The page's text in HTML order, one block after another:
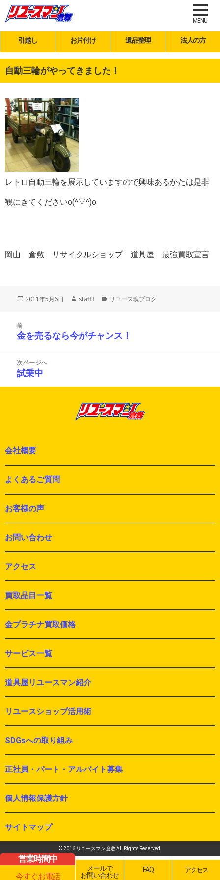
MENU
引越し お片付け 遺品整理 法人の方
自動三輪がやってきました！
レトロ自動三輪を展示していますので興味あるかたは是非
観にきてくださいo(^▽^)o
岡山 倉敷 リサイクルショップ 道具屋 最強買取宣言
投
2011年5月6日
作
staff3
カ
ー
リユース魂ブログ
前
前
投
稿:
金を売るなら今がチャンス！
次ページへ
次
の
試乗中
会社概要
よくあるご質問
お客様の声
お問い合わせ
アクセス
買取品目一覧
金プラチナ買取価格
サービス一覧
道具屋リユースマン紹介
リユースショップ活用術
SDGsへの取り組み
正社員・パート・アルバイト募集
個人情報保護方針
サイトマップ
© 2016 リユースマン倉敷 All Rights Reserved.
営業時間中
今すぐお電話
メールで
お問い合わせ
FAQ アクセス